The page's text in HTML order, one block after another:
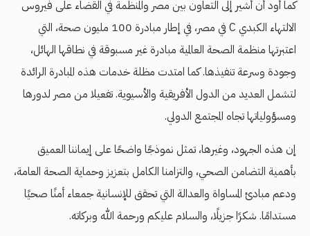
كما أود أن أشير إلى التعاون بين مصر والمنظمة في القضاء على فيروس
الالتهاء الكبدي C في مصر، في إطار مبادرة 100 مليون صحة، التي
اعتبرتها منظمة الصحة العالمية مبادرة غير مسبوقة في نطاقها الهائل،
وجودة وسرعة تنفيذها. كما امتدت مظلة خدمات هذه المبادرة الرائدة
لتشمل العديد من الدول الأفريقية والأسيوية. تفعيلا من مصر لدورها
ومسؤولياتها تجاه المجتمع الدولي.
إن هذه الجهود، وغيرها، تمثل نموذجًا واضحًا على إيماننا العميق
بأهمية التضامن الصحي، والتزامنا الكامل بتعزيز وحماية الصحة العامة،
ودعم مبادئ المساواة والعدالة التي تحقق للإنسانية جمعاء أمنًا صحيًا
مستدامًا. شكرًا جزيلًا، والسلام عليكم ورحمة الله وبركاته.